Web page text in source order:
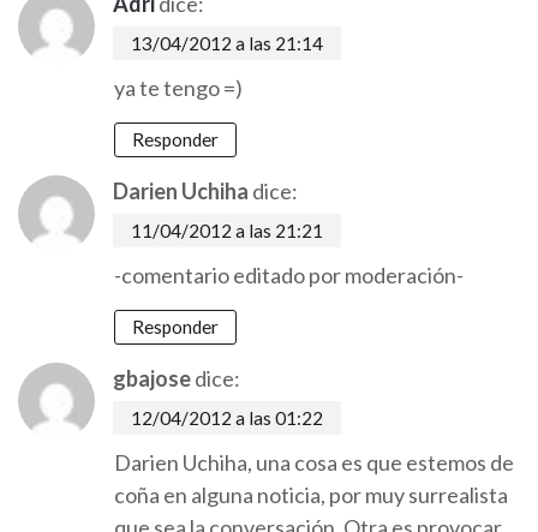
13/04/2012 a las 21:14
ya te tengo =)
Responder
Darien Uchiha dice:
11/04/2012 a las 21:21
-comentario editado por moderación-
Responder
gbajosedice:
12/04/2012 a las 01:22
Darien Uchiha, una cosa es que estemos de
coña en alguna noticia, por muy surrealista